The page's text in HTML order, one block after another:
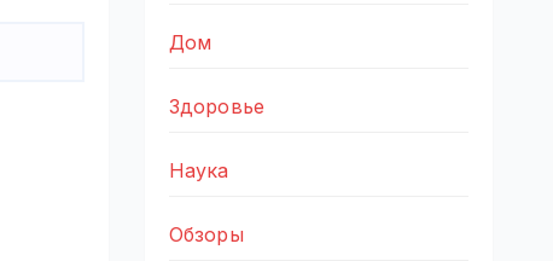
Дом
Здоровье
Наука
Обзоры